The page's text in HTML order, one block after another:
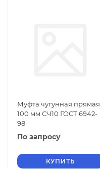
Муфта чугунная прямая
100 мм СЧ10 ГОСТ 6942-
98
По запросу
КУПИТЬ